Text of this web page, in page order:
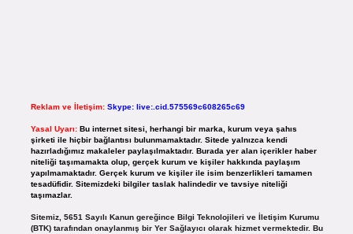
Reklam ve İletişim: Skype: live:.cid.575569c608265c69
Yasal Uyarı: Bu internet sitesi, herhangi bir marka, kurum veya şahıs
şirketi ile hiçbir bağlantısı bulunmamaktadır. Sitede yalnızca kendi
hazırladığımız makaleler paylaşılmaktadır. Burada yer alan içerikler haber
niteliği taşımamakta olup, gerçek kurum ve kişiler hakkında paylaşım
yapılmamaktadır. Gerçek kurum ve kişiler ile isim benzerlikleri tamamen
tesadüfidir. Sitemizdeki bilgiler taslak halindedir ve tavsiye niteliği
taşımazlar.
Sitemiz, 5651 Sayılı Kanun gereğince Bilgi Teknolojileri ve İletişim Kurumu
(BTK) tarafından onaylanmış bir Yer Sağlayıcı olarak hizmet vermektedir. Bu